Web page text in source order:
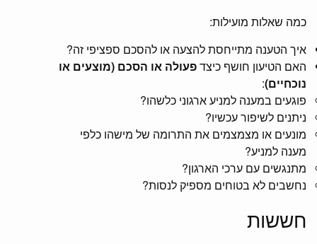
כמה שאלות מועילות:
איך הטענה מתייחסת להצעה או להסכם ספציפי זה?
האם הטיעון חושף כיצדפעולה או הסכם (מוצעים או
נוכחיים):
פוגעים במענה למניע ארגוני כלשהו?
ניתנים לשיפור עכשיו?
מונעים או מצמצמים את התרומה של מישהו כלפי
מענה למניע?
מתנגשים עם ערכי הארגון?
נחשבים לא בטוחים מספיק לנסות?
חששות